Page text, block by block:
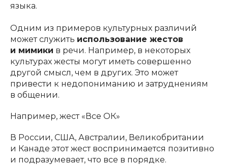
языка.
Одним из примеров культурных различий
может служить использование жестов
и мимики в речи. Например, в некоторых
культурах жесты могут иметь совершенно
другой смысл, чем в других. Это может
привести к недопониманию и затруднениям
в общении.
Например, жест «Все ОК»
В России, США, Австралии, Великобритании
и Канаде этот жест воспринимается позитивно
и подразумевает, что все в порядке.